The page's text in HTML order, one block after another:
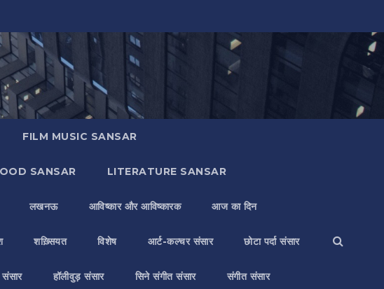
FILM MUSIC SANSAR
SANSAR LITERATURE SANSAR
लखनऊ आविष्कार और आविष्कारक आज का दिन
शख़्सियत विशेष आर्ट-कल्चर संसार छोटा पर्दा संसार
हॉलीवुड़ संसार सिने संगीत संसार संगीत संसार